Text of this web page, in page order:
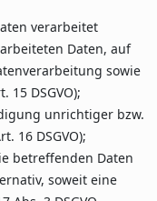
verarbeitet
Daten, auf
sowie
15 DSGVO);
unrichtiger bzw.
16 DSGVO);
betreffenden Daten
soweit eine